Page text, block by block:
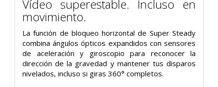
Vídeo superestable. Incluso en
movimiento.
La función de bloqueo horizontal de Super Steady
combina ángulos ópticos expandidos con sensores
de aceleración y giroscopio para reconocer la
dirección de la gravedad y mantener tus disparos
nivelados, incluso si giras 360° completos.